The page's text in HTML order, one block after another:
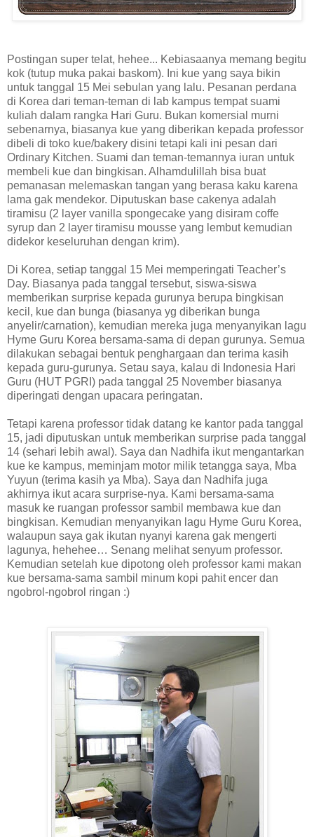
Postingan super telat, hehee... Kebiasaanya memang begitu
kok (tutup muka pakai baskom). Ini kue yang saya bikin
untuk tanggal 15 Mei sebulan yang lalu. Pesanan perdana
di Korea dari teman-teman di lab kampus tempat suami
kuliah dalam rangka Hari Guru. Bukan komersial murni
sebenarnya, biasanya kue yang diberikan kepada professor
dibeli di toko kue/bakery disini tetapi kali ini pesan dari
Ordinary Kitchen. Suami dan teman-temannya iuran untuk
membeli kue dan bingkisan. Alhamdulillah bisa buat
pemanasan melemaskan tangan yang berasa kaku karena
lama gak mendekor. Diputuskan base cakenya adalah
tiramisu (2 layer vanilla spongecake yang disiram coffe
syrup dan 2 layer tiramisu mousse yang lembut kemudian
didekor keseluruhan dengan krim).
Di Korea, setiap tanggal 15 Mei memperingati Teacher’s
Day. Biasanya pada tanggal tersebut, siswa-siswa
memberikan surprise kepada gurunya berupa bingkisan
kecil, kue dan bunga (biasanya yg diberikan bunga
anyelir/carnation), kemudian mereka juga menyanyikan lagu
Hyme Guru Korea bersama-sama di depan gurunya. Semua
dilakukan sebagai bentuk penghargaan dan terima kasih
kepada guru-gurunya. Setau saya, kalau di Indonesia Hari
Guru (HUT PGRI) pada tanggal 25 November biasanya
diperingati dengan upacara peringatan.
Tetapi karena professor tidak datang ke kantor pada tanggal
15, jadi diputuskan untuk memberikan surprise pada tanggal
14 (sehari lebih awal). Saya dan Nadhifa ikut mengantarkan
kue ke kampus, meminjam motor milik tetangga saya, Mba
Yuyun (terima kasih ya Mba). Saya dan Nadhifa juga
akhirnya ikut acara surprise-nya. Kami bersama-sama
masuk ke ruangan professor sambil membawa kue dan
bingkisan. Kemudian menyanyikan lagu Hyme Guru Korea,
walaupun saya gak ikutan nyanyi karena gak mengerti
lagunya, hehehee… Senang melihat senyum professor.
Kemudian setelah kue dipotong oleh professor kami makan
kue bersama-sama sambil minum kopi pahit encer dan
ngobrol-ngobrol ringan :)